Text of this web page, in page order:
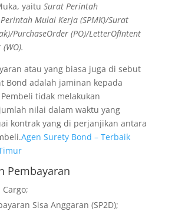
yaitu Surat Perintah
Mulai Kerja (SPMK)/Surat
PurchaseOrder (PO)/LetterOfIntent
atau yang biasa juga di sebut
Bond adalah jaminan kepada
tidak melakukan
nilai dalam waktu yang
kontrak yang di perjanjikan antara
Agen Surety Bond – Terbaik
Pembayaran
Cargo;
Sisa Anggaran (SP2D);